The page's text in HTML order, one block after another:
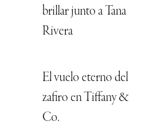
brillar junto a Tana
Rivera
El vuelo eterno del
zafiro en Tiffany &
Co.